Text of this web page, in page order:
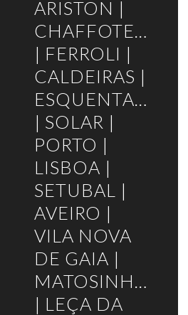
ARISTON |
CHAFFOTEAUX
| FERROLI |
CALDEIRAS |
ESQUENTADORES
| SOLAR |
PORTO |
LISBOA |
SETUBAL |
AVEIRO |
VILA NOVA
DE GAIA |
MATOSINHOS
| LEÇA DA